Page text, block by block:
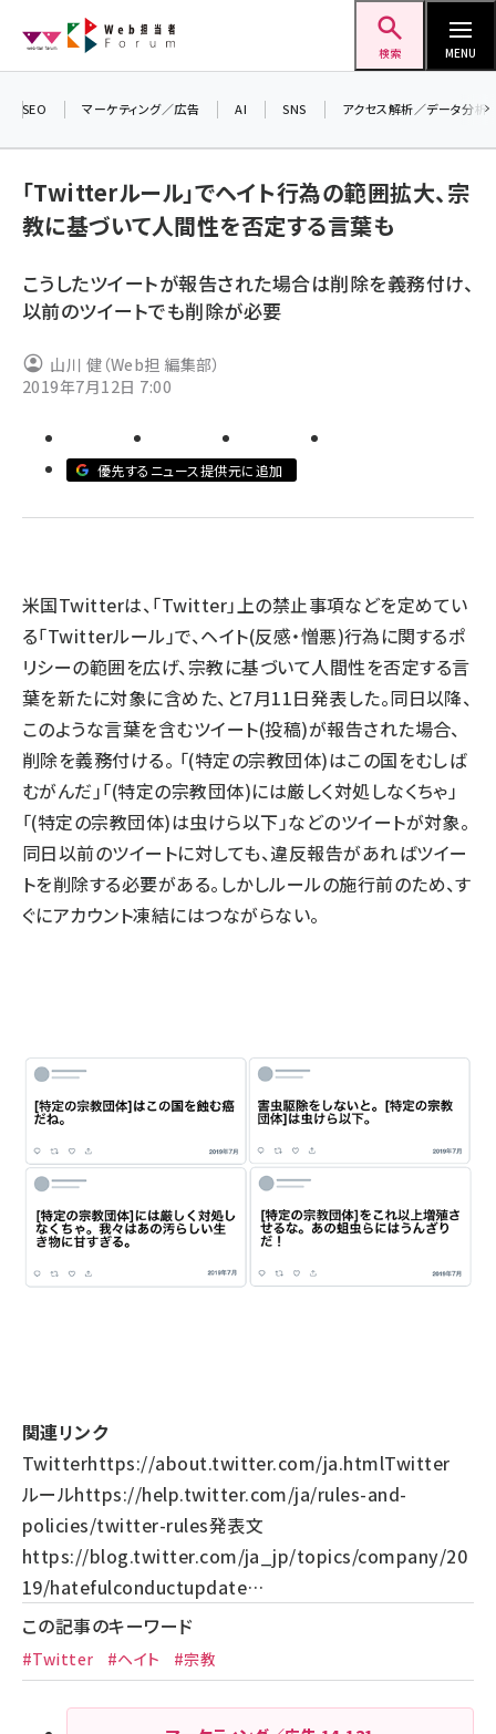
ン
検索 MENU
ai (2807)
note (2312)
z世代 (1622)
SEO マーケティング／広告 AI SNS アクセス解析／データ分析
「Twitterルール」でヘイト行為の範囲拡大、宗
教に基づいて人間性を否定する言葉も
こうしたツイートが報告された場合は削除を義務付け、
以前のツイートでも削除が必要
山川 健（Web担 編集部）
2019年7月12日 7:00
優先するニュース提供元に追加
米国Twitterは、「Twitter」上の禁止事項などを定めてい
る「Twitterルール」で、ヘイト(反感・憎悪)行為に関するポ
リシーの範囲を広げ、宗教に基づいて人間性を否定する言
葉を新たに対象に含めた、と7月11日発表した。同日以降、
このような言葉を含むツイート(投稿)が報告された場合、
削除を義務付ける。 「(特定の宗教団体)はこの国をむしば
むがんだ」「(特定の宗教団体)には厳しく対処しなくちゃ」
「(特定の宗教団体)は虫けら以下」などのツイートが対象。
同日以前のツイートに対しても、違反報告があればツイー
トを削除する必要がある。しかしルールの施行前のため、す
ぐにアカウント凍結にはつながらない。
関連リンク
Twitterhttps://about.twitter.com/ja.htmlTwitter
ルールhttps://help.twitter.com/ja/rules-and-
policies/twitter-rules発表文
https://blog.twitter.com/ja_jp/topics/company/20
19/hatefulconductupdate…
この記事のキーワード
#Twitter #ヘイト #宗教
る